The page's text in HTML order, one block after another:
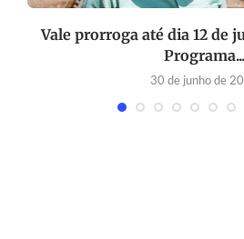
Vale prorroga até dia 12 de
Programa...
30 de junho de